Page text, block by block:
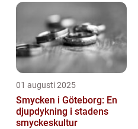
01 augusti 2025
Smycken i Göteborg: En
djupdykning i stadens
smyckeskultur